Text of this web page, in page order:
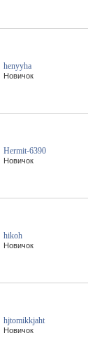
henyyha
Новичок
Hermit-6390
Новичок
hikoh
Новичок
hjtomikkjaht
Новичок